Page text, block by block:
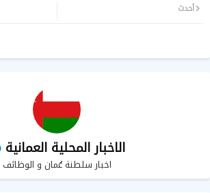
ب
أحدث
الاخبار المحلية العمانية
اخبار سلطنة عُمان و الوظائف